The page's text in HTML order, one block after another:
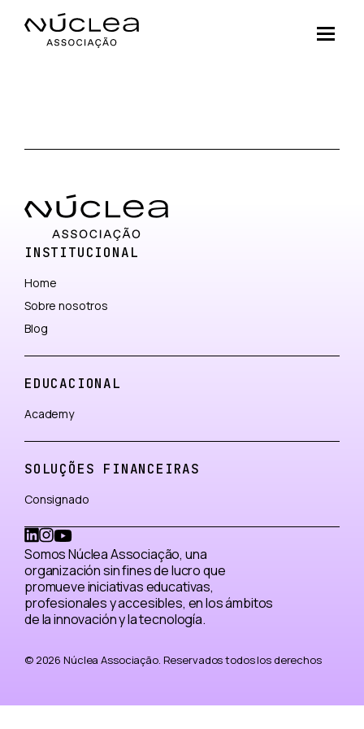
INSTITUCIONAL
Home
Sobre nosotros
Blog
EDUCACIONAL
Academy
SOLUÇÕES FINANCEIRAS
Consignado
Somos Núclea Associação, una
organización sin fines de lucro que
promueve iniciativas educativas,
profesionales y accesibles, en los ámbitos
de la innovación y la tecnología.
© 2026 Núclea Associação. Reservados todos los derechos